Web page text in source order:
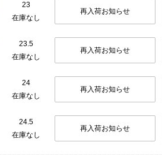
23
在庫なし
再入荷お知らせ
23.5
在庫なし
再入荷お知らせ
24
在庫なし
再入荷お知らせ
24.5
在庫なし
再入荷お知らせ